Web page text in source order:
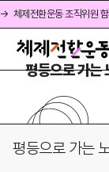
→ 체제전환운동 조직위원
평등으로 가는
평등으로 가는